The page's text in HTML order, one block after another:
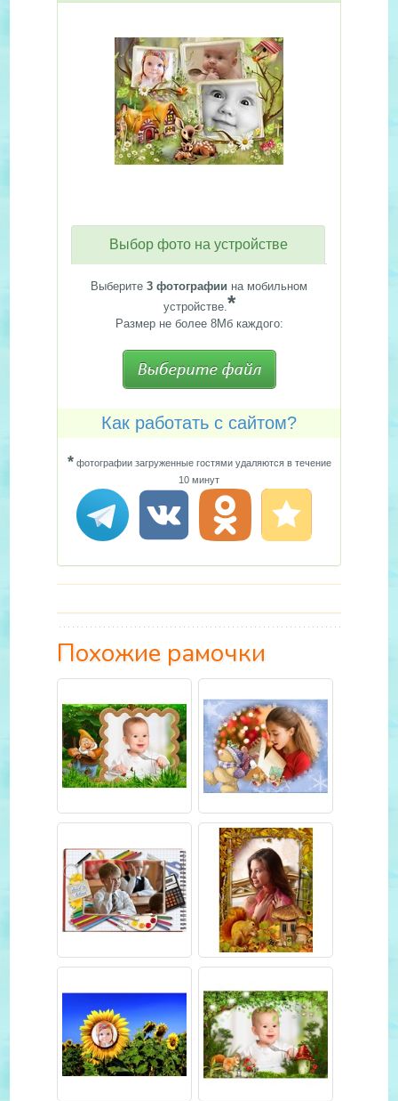
Выбор фото на устройстве
Выберите 3 фотографии на мобильном
устройстве.*
Размер не более 8Мб каждого:
Как работать с сайтом?
*фотографии загруженные гостями удаляются в течение
10 минут
Похожие рамочки